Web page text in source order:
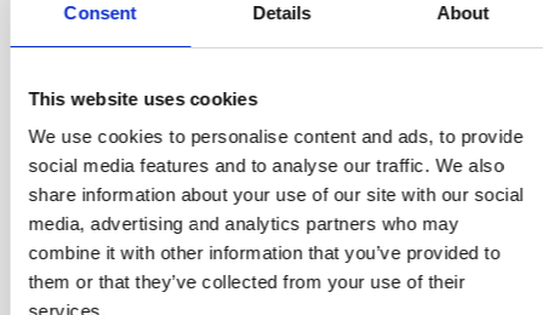
Consent Details About
This website uses cookies
We use cookies to personalise content and ads, to provide
social media features and to analyse our traffic. We also
share information about your use of our site with our social
media, advertising and analytics partners who may
combine it with other information that you’ve provided to
them or that they’ve collected from your use of their
services.
mer än bara ta första bästa.
Kassaboken ska passa ditt
och dina rutiner. Här är fyra viktiga
faktorer att tänka igenom - med tips
som hjälper dig att välja rätt från
början.
Syftet - privat, förening eller
företag?